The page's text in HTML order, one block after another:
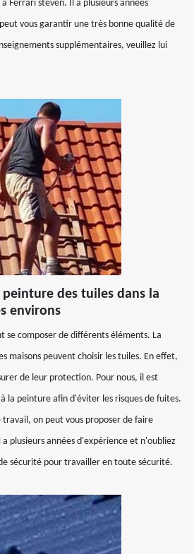
Ferrari steven. Il a plusieurs années
vous garantir une très bonne qualité de
supplémentaires, veuillez lui
des tuiles dans la
environs
se composer de différents éléments. La
maisons peuvent choisir les tuiles. En effet,
de leur protection. Pour nous, il est
la peinture afin d'éviter les risques de fuites.
travail, on peut vous proposer de faire
plusieurs années d'expérience et n'oubliez
sécurité pour travailler en toute sécurité.